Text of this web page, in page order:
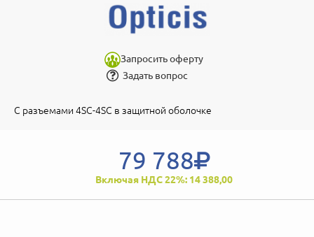
Запросить оферту
Задать вопрос
С разъемами 4SC-4SC в защитной оболочке
79 788
Включая НДС 22%: 14 388,00